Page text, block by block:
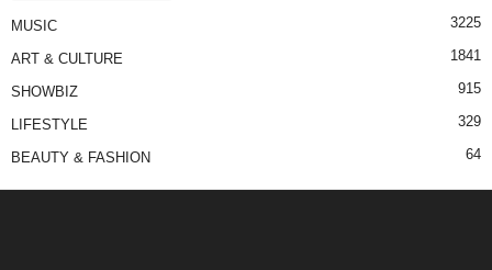
MUSIC 3225
ART & CULTURE 1841
SHOWBIZ 915
LIFESTYLE 329
BEAUTY & FASHION 64